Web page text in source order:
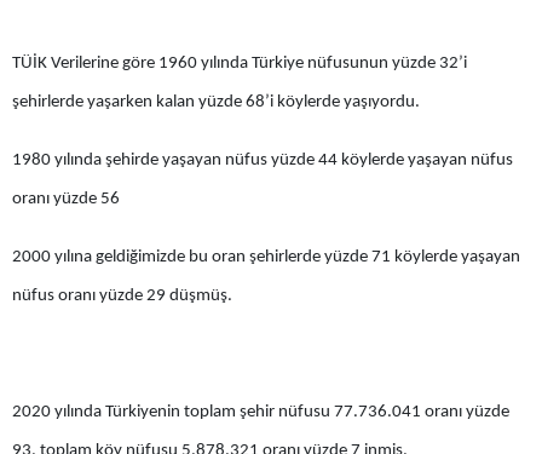
Çanakkale
Çorum
Diyarbakır
Erzincan
TÜİK Verilerine göre 1960 yılında Türkiye nüfusunun yüzde 32’i
şehirlerde yaşarken kalan yüzde 68’i köylerde yaşıyordu.
1980 yılında şehirde yaşayan nüfus yüzde 44 köylerde yaşayan nüfus
oranı yüzde 56
2000 yılına geldiğimizde bu oran şehirlerde yüzde 71 köylerde yaşayan
nüfus oranı yüzde 29 düşmüş.
2020 yılında Türkiyenin toplam şehir nüfusu 77.736.041 oranı yüzde